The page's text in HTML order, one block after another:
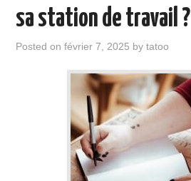
INSPIRATION
SOINS DES TATOUAGES
sa station de travail ?
Posted onfévrier 7, 2025 bytatoo